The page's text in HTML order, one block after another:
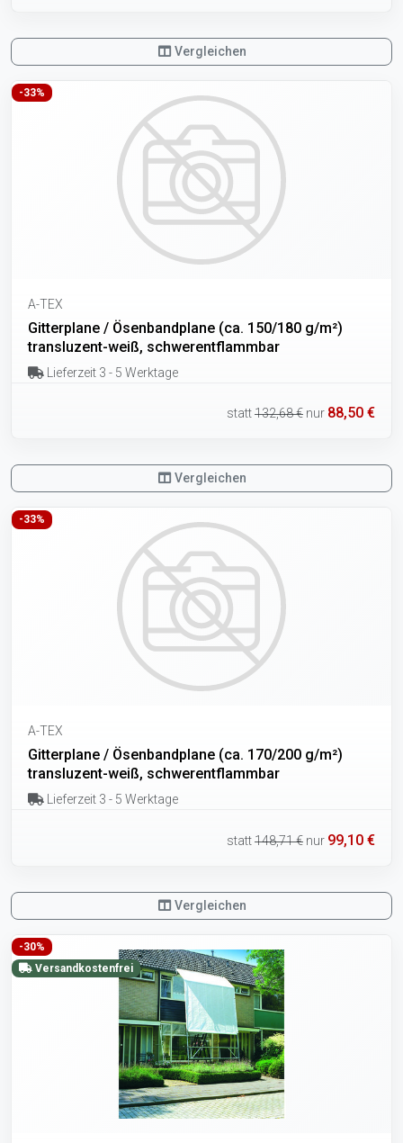
Vergleichen
-33%
A-TEX
Gitterplane / Ösenbandplane (ca. 150/180 g/m²)
transluzent-weiß, schwerentflammbar
Lieferzeit 3 - 5 Werktage
statt132,68 € nur 88,50 €
Vergleichen
-33%
A-TEX
Gitterplane / Ösenbandplane (ca. 170/200 g/m²)
transluzent-weiß, schwerentflammbar
Lieferzeit 3 - 5 Werktage
statt148,71 € nur 99,10 €
Vergleichen
-30%
Versandkostenfrei